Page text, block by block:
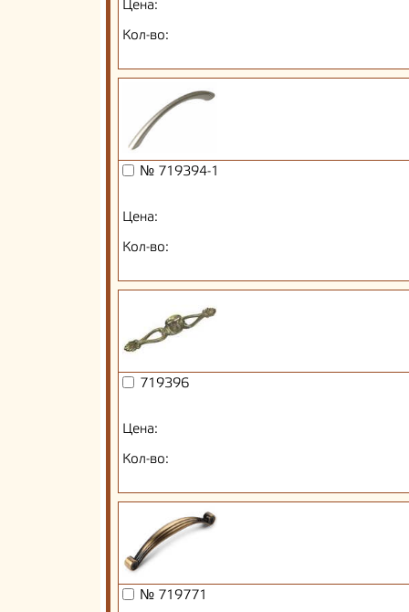
Цена:
Кол-во:
№ 719394-1
Цена:
Кол-во:
719396
Цена:
Кол-во:
№ 719771